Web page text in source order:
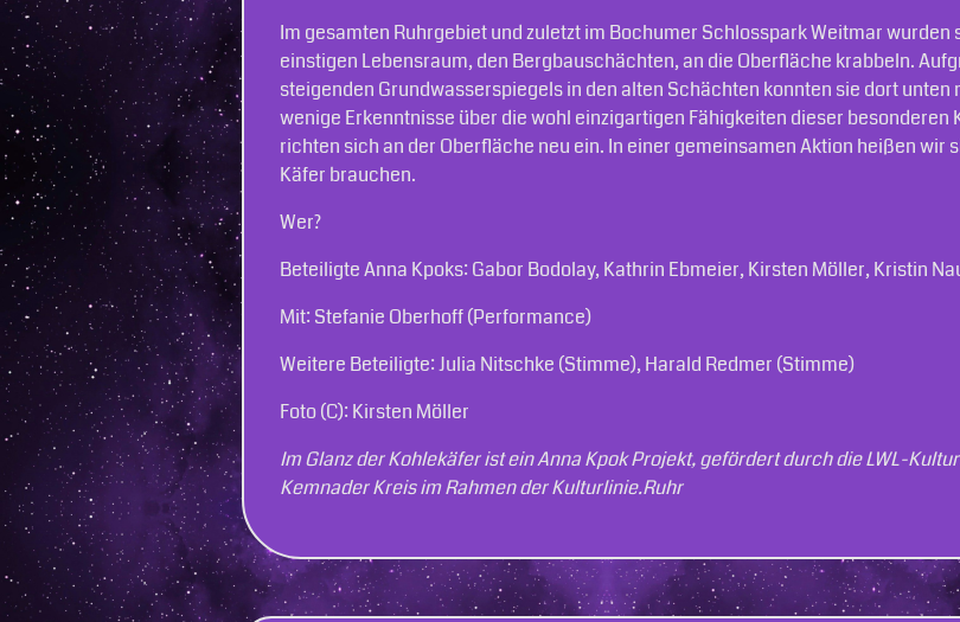
Im gesamten Ruhrgebiet und zuletzt im Bochumer Schlosspark Weitmar
einstigen Lebensraum, den Berg­bauschächten, an die Oberfläche krabbeln.
steigenden Grundwas­serspiegels in den alten Schächten konnten sie dort
wenige Erkenntnisse über die wohl einzigartigen Fähigkeiten dieser besonderen
richten sich an der Oberfläche neu ein. In einer gemeinsamen Aktion heißen wir
Käfer brauchen.
Wer?
Beteiligte Anna Kpoks: Gabor Bodolay, Kathrin Ebmeier, Kirsten Möller, Kristin
Mit: Stefanie Oberhoff (Performance)
Weitere Beteiligte: Julia Nitschke (Stimme), Harald Redmer (Stimme)
Foto (C): Kirsten Möller
Im Glanz der Kohlekäfer ist ein Anna Kpok Projekt, gefördert durch die LWL-
Kemna­der Kreis im Rahmen der Kulturlinie.Ruhr